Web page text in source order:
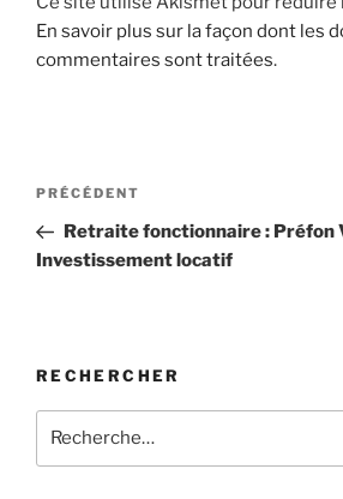
En savoir plus sur la façon dont les
commentaires sont traitées.
Navigation
l’article
Article
précédent
PRÉCÉDENT
Retraite fonctionnaire : Préfon
Investissement locatif
RECHERCHER
pour